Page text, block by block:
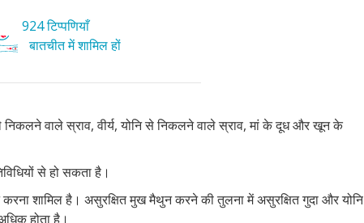
924 टिप्पणियाँ
बातचीत में शामिल हों
वाले स्राव, वीर्य, योनि से निकलने वाले स्राव, मां के दूध और खून के
से हो सकता है।
करना शामिल है। असुरक्षित मुख मैथुन करने की तुलना में असुरक्षित गुदा और योनि
होता है।